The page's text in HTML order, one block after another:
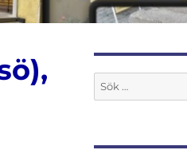
Sök
efter: